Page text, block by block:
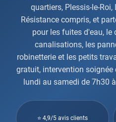
quartiers, Plessis-le-
Résistance compris, et
pour les fuites d'eau, le
canalisations, les
robinetterie et les petits
gratuit, intervention
lundi au samedi de 7h30
⭐ 4,9/5 avis clients